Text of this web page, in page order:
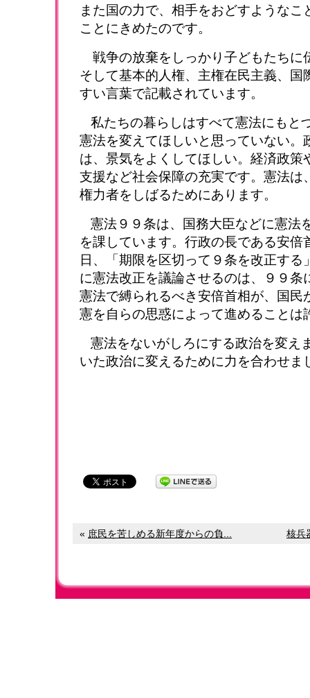
また国の力で、相手をおどすようなこ
ことにきめたのです。
戦争の放棄をしっかり子どもたちに
そして基本的人権、主権在民主義、国
すい言葉で記載されています。
私たちの暮らしはすべて憲法にもと
憲法を変えてほしいと思っていない。
は、景気をよくしてほしい。経済政策
支援など社会保障の充実です。憲法は
権力者をしばるためにあります。
憲法９９条は、国務大臣などに憲法
を課しています。行政の長である安倍
日、「期限を区切って９条を改正する
に憲法改正を議論させるのは、９９条
憲法で縛られるべき安倍首相が、国民
憲を自らの思惑によって進めることは
憲法をないがしろにする政治を変え
いた政治に変えるために力を合わせま
« 庶民を苦しめる新年度からの負... 核兵